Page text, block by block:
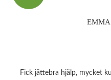
Fick jättebra hjälp, mycket